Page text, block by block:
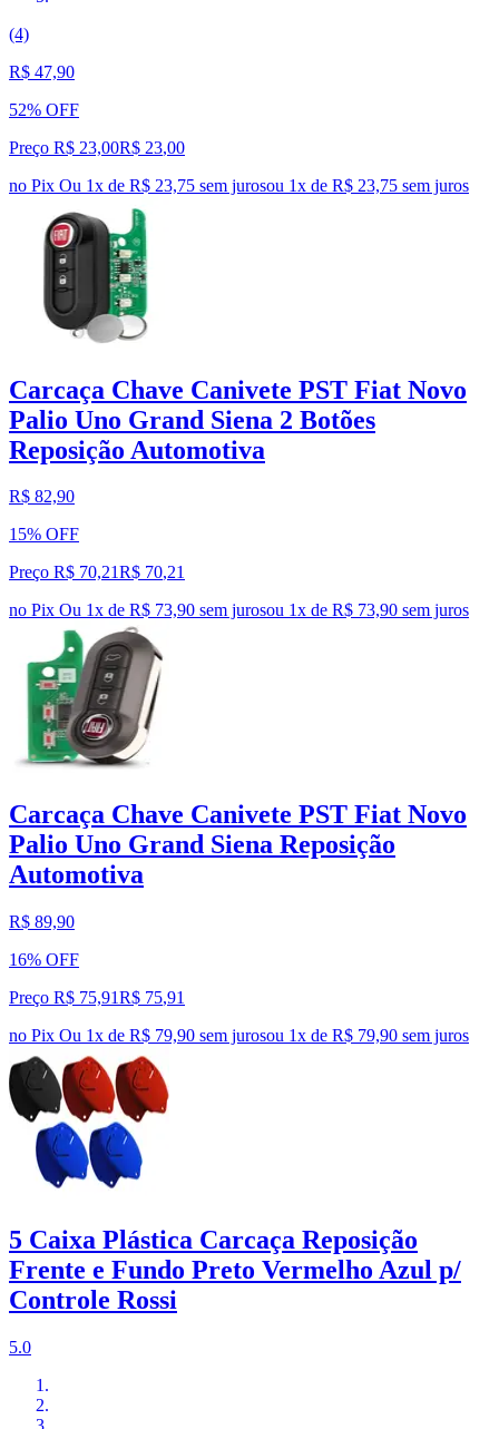
(4)
R$ 47,90
52% OFF
Preço R$ 23,00R$ 23,00
no Pix Ou 1x de R$ 23,75 sem jurosou 1x de R$ 23,75 sem juros
Carcaça Chave Canivete PST Fiat Novo
Palio Uno Grand Siena 2 Botões
Reposição Automotiva
R$ 82,90
15% OFF
Preço R$ 70,21R$ 70,21
no Pix Ou 1x de R$ 73,90 sem jurosou 1x de R$ 73,90 sem juros
Carcaça Chave Canivete PST Fiat Novo
Palio Uno Grand Siena Reposição
Automotiva
R$ 89,90
16% OFF
Preço R$ 75,91R$ 75,91
no Pix Ou 1x de R$ 79,90 sem jurosou 1x de R$ 79,90 sem juros
5 Caixa Plástica Carcaça Reposição
Frente e Fundo Preto Vermelho Azul p/
Controle Rossi
5.0